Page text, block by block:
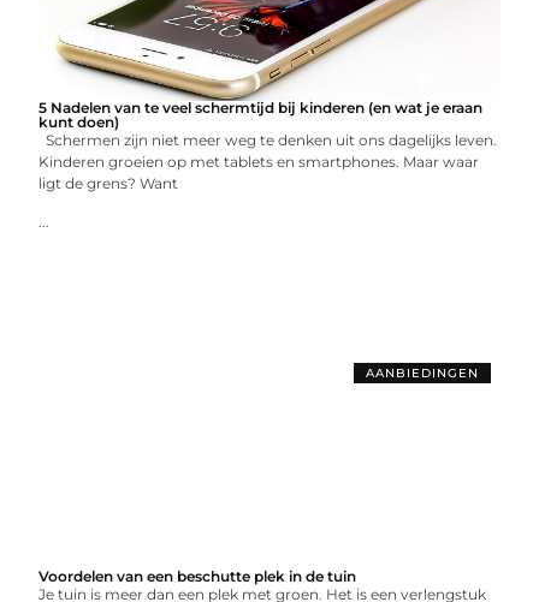
5 Nadelen van te veel schermtijd bij kinderen (en wat je eraan
kunt doen)
Schermen zijn niet meer weg te denken uit ons dagelijks leven.
Kinderen groeien op met tablets en smartphones. Maar waar
ligt de grens? Want
...
AANBIEDINGEN
Voordelen van een beschutte plek in de tuin
Je tuin is meer dan een plek met groen. Het is een verlengstuk